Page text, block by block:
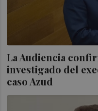
La Audiencia
investigado del
caso Azud